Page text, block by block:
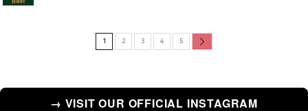
1 2 3 4 5
→ VISIT OUR OFFICIAL INSTAGRAM